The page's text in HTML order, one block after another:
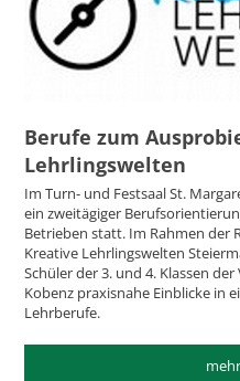
Berufe zum
Lehrlingswelten
Im Turn- und Festsaal St.
ein zweitägiger
Betrieben statt. Im Rahmen der
Kreative Lehrlingswelten
Schüler der 3. und 4. Klassen
Kobenz praxisnahe Einblicke in
Lehrberufe.